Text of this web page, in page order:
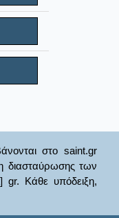
στο saint.gr
διασταύρωσης των
Κάθε υπόδειξη,